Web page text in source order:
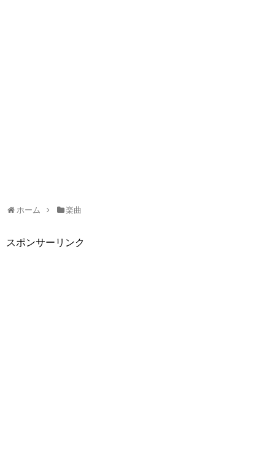
ホーム 楽曲
スポンサーリンク